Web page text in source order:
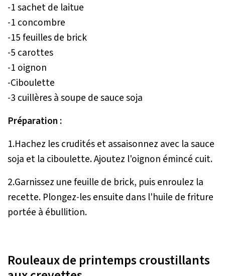
-1 sachet de laitue
-1 concombre
-15 feuilles de brick
-5 carottes
-1 oignon
-Ciboulette
-3 cuillères à soupe de sauce soja
Préparation :
1.Hachez les crudités et assaisonnez avec la sauce
soja et la ciboulette. Ajoutez l'oignon émincé cuit.
2.Garnissez une feuille de brick, puis enroulez la
recette. Plongez-les ensuite dans l'huile de friture
portée à ébullition.
Rouleaux de printemps croustillants